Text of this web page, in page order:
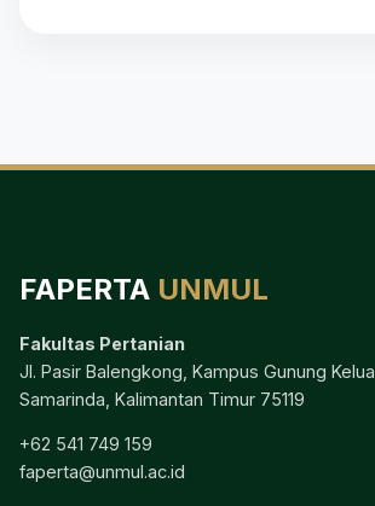
FAPERTA UNMUL
Fakultas Pertanian
Jl. Pasir Balengkong, Kampus Gunung Kelua
Samarinda, Kalimantan Timur 75119
+62 541 749 159
faperta@unmul.ac.id